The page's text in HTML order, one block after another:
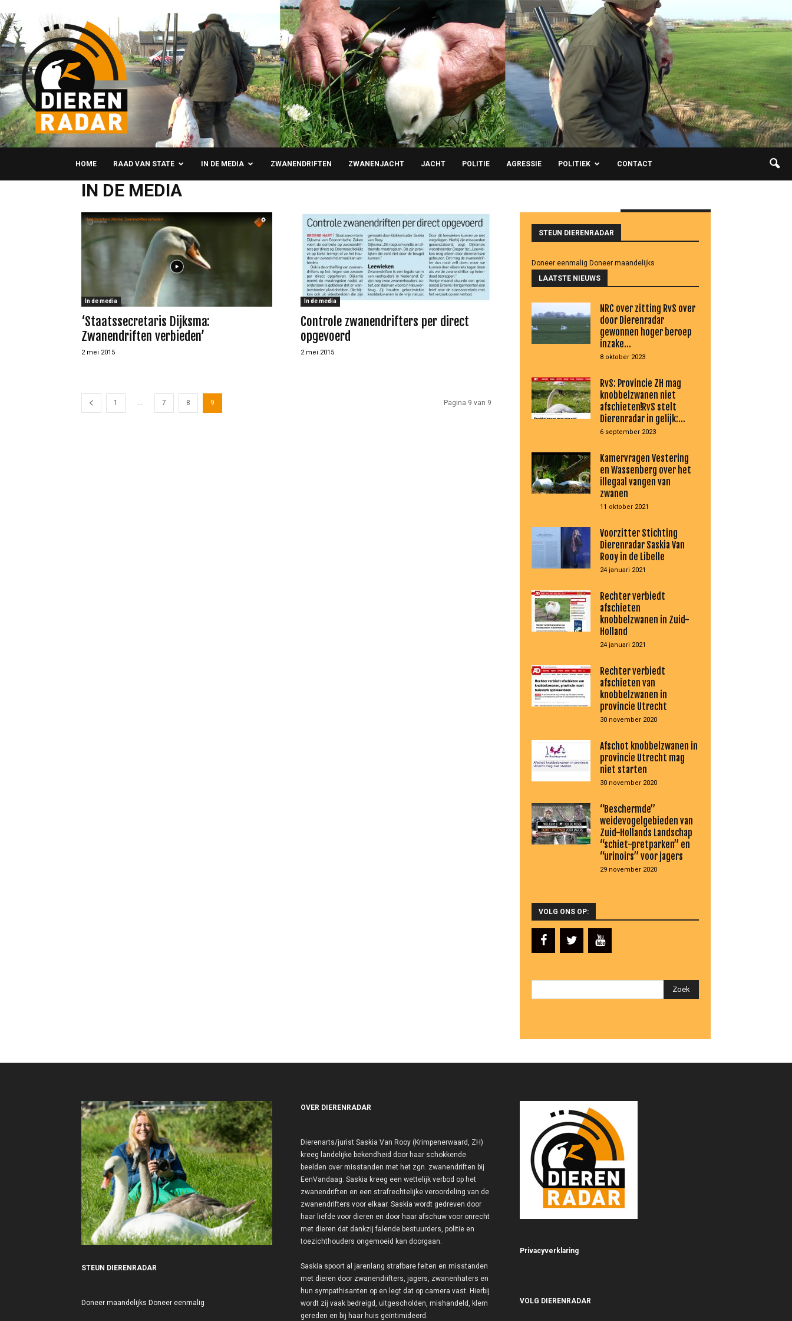
HOME RAAD VAN STATE IN DE MEDIA ZWANENDRIFTEN ZWANENJACHT JACHT POLITIE AGRESSIE POLITIEK CONTACT
IN DE MEDIA
In de media
‘Staatssecretaris Dijksma:
Zwanendriften verbieden’
2 mei 2015
In de media
Controle zwanendrifters per direct
opgevoerd
2 mei 2015
1 ... 7 8 9 Pagina 9 van 9
STEUN DIERENRADAR
Doneer eenmalig Doneer maandelijks
LAATSTE NIEUWS
NRC over zitting RvS over
door Dierenradar
gewonnen hoger beroep
inzake...
8 oktober 2023
RvS: Provincie ZH mag
knobbelzwanen niet
afschieten!RvS stelt
Dierenradar in gelijk:...
6 september 2023
Kamervragen Vestering
en Wassenberg over het
illegaal vangen van
zwanen
11 oktober 2021
Voorzitter Stichting
Dierenradar Saskia Van
Rooy in de Libelle
24 januari 2021
Rechter verbiedt
afschieten
knobbelzwanen in Zuid-
Holland
24 januari 2021
Rechter verbiedt
afschieten van
knobbelzwanen in
provincie Utrecht
30 november 2020
Afschot knobbelzwanen in
provincie Utrecht mag
niet starten
30 november 2020
“Beschermde”
weidevogelgebieden van
Zuid-Hollands Landschap
“schiet-pretparken” en
“urinoirs” voor jagers
29 november 2020
VOLG ONS OP:
STEUN DIERENRADAR
Doneer maandelijks Doneer eenmalig
OVER DIERENRADAR
Dierenarts/jurist Saskia Van Rooy (Krimpenerwaard, ZH)
kreeg landelijke bekendheid door haar schokkende
beelden over misstanden met het zgn. zwanendriften bij
EenVandaag. Saskia kreeg een wettelijk verbod op het
zwanendriften en een strafrechtelijke veroordeling van de
zwanendrifters voor elkaar. Saskia wordt gedreven door
haar liefde voor dieren en door haar afschuw voor onrecht
met dieren dat dankzij falende bestuurders, politie en
toezichthouders ongemoeid kan doorgaan.
Saskia spoort al jarenlang strafbare feiten en misstanden
met dieren door zwanendrifters, jagers, zwanenhaters en
hun sympathisanten op en legt dat op camera vast. Hierbij
wordt zij vaak bedreigd, uitgescholden, mishandeld, klem
gereden en bij haar huis geïntimideerd.
Privacyverklaring
VOLG DIERENRADAR